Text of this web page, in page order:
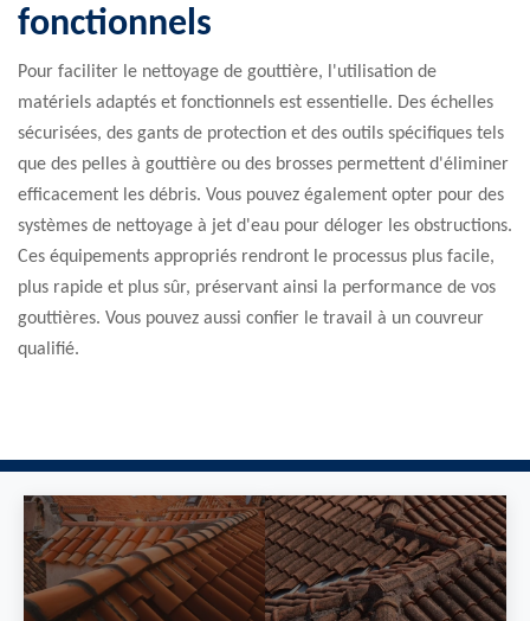
fonctionnels
Pour faciliter le nettoyage de gouttière, l'utilisation de
matériels adaptés et fonctionnels est essentielle. Des échelles
sécurisées, des gants de protection et des outils spécifiques tels
que des pelles à gouttière ou des brosses permettent d'éliminer
efficacement les débris. Vous pouvez également opter pour des
systèmes de nettoyage à jet d'eau pour déloger les obstructions.
Ces équipements appropriés rendront le processus plus facile,
plus rapide et plus sûr, préservant ainsi la performance de vos
gouttières. Vous pouvez aussi confier le travail à un couvreur
qualifié.